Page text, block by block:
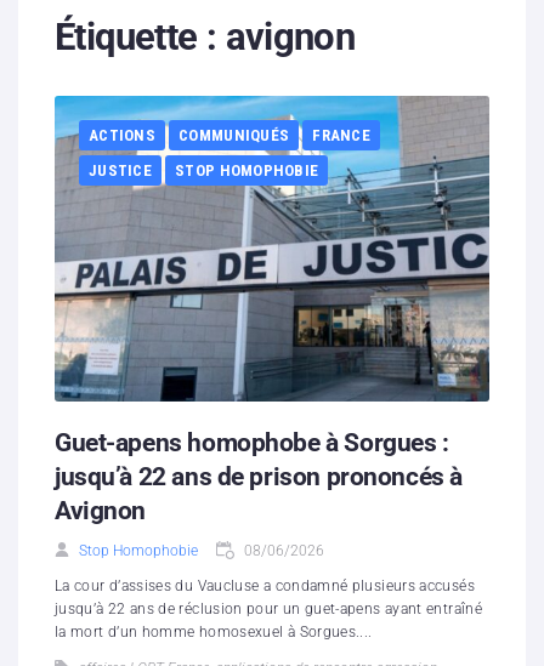
Contenus litigieux
Boutique
Partenaires
Contacts
Hébergement solidaire
Étiquette : avignon
ACTIONS COMMUNIQUÉS
FRANCE
JUSTICE
STOP HOMOPHOBIE
Guet-apens homophobe à Sorgues :
jusqu’à 22 ans de prison prononcés à
Avignon
Stop Homophobie 08/06/2026
La cour d’assises du Vaucluse a condamné plusieurs accusés
jusqu’à 22 ans de réclusion pour un guet-apens ayant entraîné
la mort d’un homme homosexuel à Sorgues....